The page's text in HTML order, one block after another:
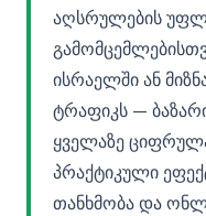
აღსრულების
ისრაელში ან
ტრაფიკს —
ყველაზე
პრაქტიკული
თანხმობა და